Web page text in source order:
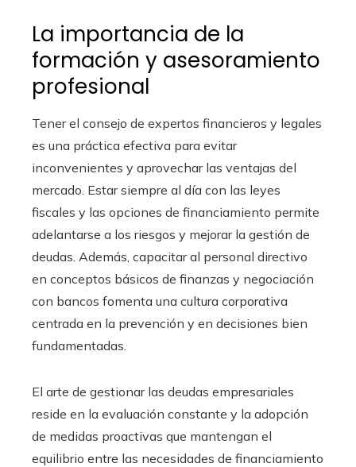
La importancia de la
formación y asesoramiento
profesional
Tener el consejo de expertos financieros y legales
es una práctica efectiva para evitar
inconvenientes y aprovechar las ventajas del
mercado. Estar siempre al día con las leyes
fiscales y las opciones de financiamiento permite
adelantarse a los riesgos y mejorar la gestión de
deudas. Además, capacitar al personal directivo
en conceptos básicos de finanzas y negociación
con bancos fomenta una cultura corporativa
centrada en la prevención y en decisiones bien
fundamentadas.
El arte de gestionar las deudas empresariales
reside en la evaluación constante y la adopción
de medidas proactivas que mantengan el
equilibrio entre las necesidades de financiamiento